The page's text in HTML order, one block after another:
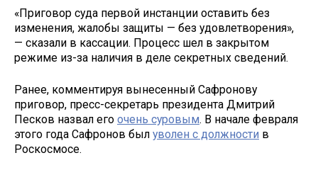
«Приговор суда первой инстанции оставить без
изменения, жалобы защиты — без удовлетворения»,
— сказали в кассации. Процесс шел в закрытом
режиме из-за наличия в деле секретных сведений.
Ранее, комментируя вынесенный Сафронову
приговор, пресс-секретарь президента Дмитрий
Песков назвал его очень суровым. В начале февраля
этого года Сафронов был уволен с должности в
Роскосмосе.